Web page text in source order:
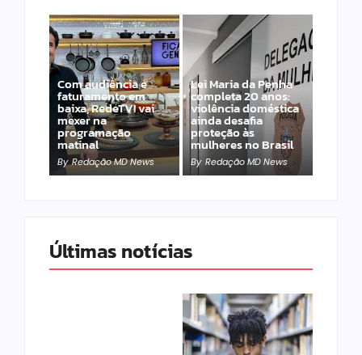
Com audiência e
faturamento em
baixa, RedeTV! vai
mexer na
programação
matinal
By Redação MD News
Lei Maria da Penha
completa 20 anos:
violência doméstica
ainda desafia
proteção às
mulheres no Brasil
By Redação MD News
Últimas notícias